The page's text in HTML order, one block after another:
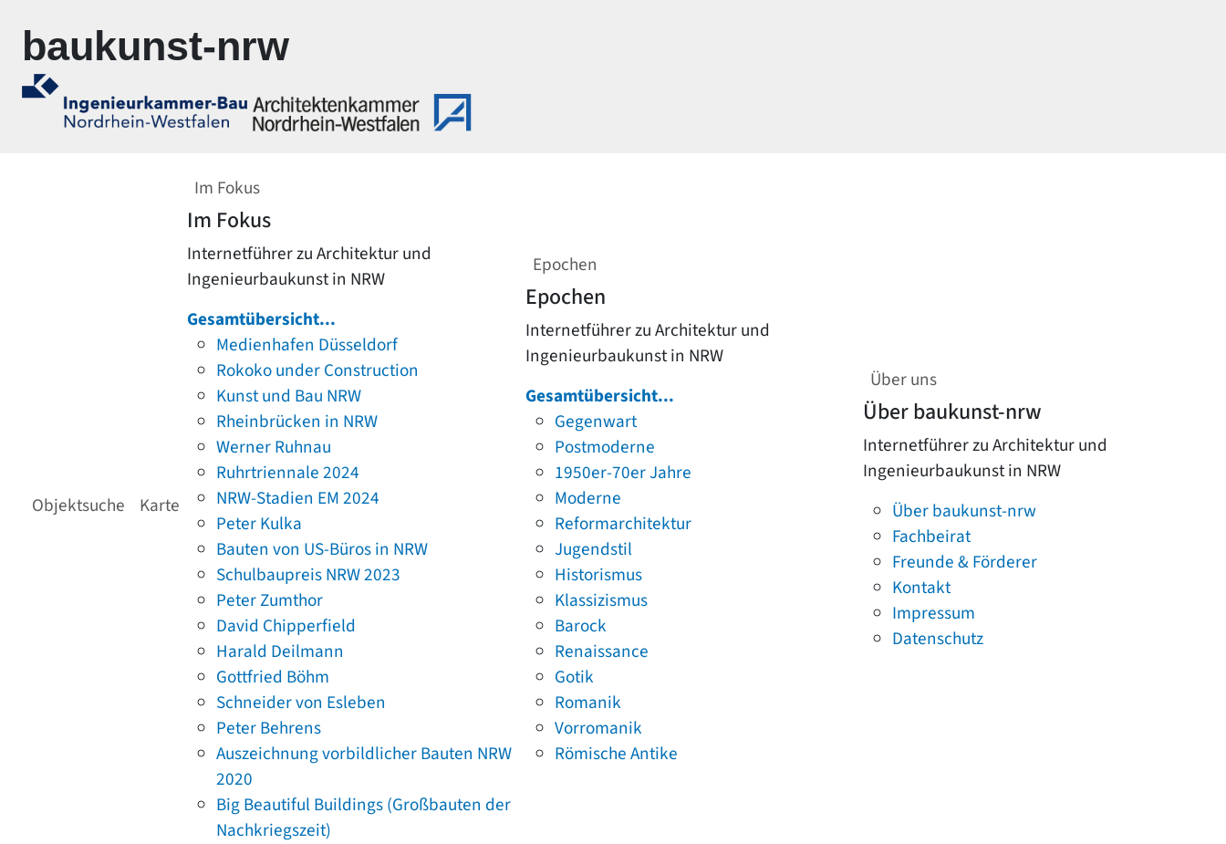
baukunst-nrw
Objektsuche Karte
Im Fokus
Im Fokus
Internetführer zu Architektur und
Ingenieurbaukunst in NRW
Gesamtübersicht...
Medienhafen Düsseldorf
Rokoko under Construction
Kunst und Bau NRW
Rheinbrücken in NRW
Werner Ruhnau
Ruhrtriennale 2024
NRW-Stadien EM 2024
Peter Kulka
Bauten von US-Büros in NRW
Schulbaupreis NRW 2023
Peter Zumthor
David Chipperfield
Harald Deilmann
Gottfried Böhm
Schneider von Esleben
Peter Behrens
Auszeichnung vorbildlicher Bauten NRW
2020
Big Beautiful Buildings (Großbauten der
Nachkriegszeit)
Epochen
Epochen
Internetführer zu Architektur und
Ingenieurbaukunst in NRW
Gesamtübersicht...
Gegenwart
Postmoderne
1950er-70er Jahre
Moderne
Reformarchitektur
Jugendstil
Historismus
Klassizismus
Barock
Renaissance
Gotik
Romanik
Vorromanik
Römische Antike
Über uns
Über baukunst-nrw
Internetführer zu Architektur und
Ingenieurbaukunst in NRW
Über baukunst-nrw
Fachbeirat
Freunde & Förderer
Kontakt
Impressum
Datenschutz